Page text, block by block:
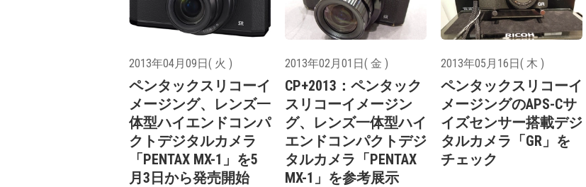
2013年04月09日( 火 )
ペンタックスリコーイ
メージング、レンズ一
体型ハイエンドコンパ
クトデジタルカメラ
「PENTAX MX-1」を5
月3日から発売開始
2013年02月01日( 金 )
CP+2013：ペンタック
スリコーイメージン
グ、レンズ一体型ハイ
エンドコンパクトデジ
タルカメラ「PENTAX
MX-1」を参考展示
2013年05月16日( 木 )
ペンタックスリコーイ
メージングのAPS-Cサ
イズセンサー搭載デジ
タルカメラ「GR」を
チェック